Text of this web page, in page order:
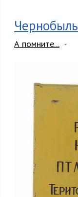
Чернобыль
А помните...